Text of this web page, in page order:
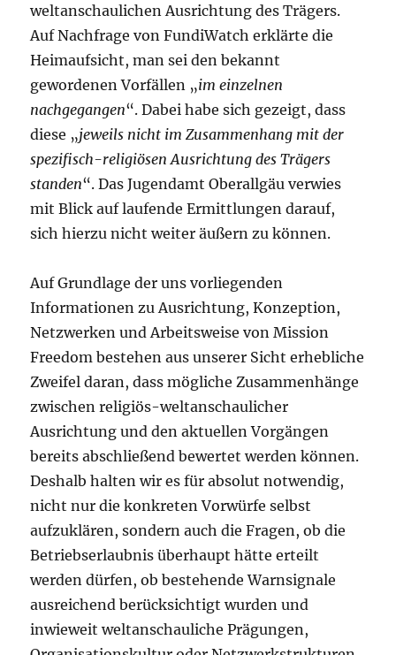
weltanschaulichen Ausrichtung des Trägers.
Auf Nachfrage von FundiWatch erklärte die
Heimaufsicht, man sei den bekannt
gewordenen Vorfällen „im einzelnen
nachgegangen“. Dabei habe sich gezeigt, dass
diese „jeweils nicht im Zusammenhang mit der
spezifisch-religiösen Ausrichtung des Trägers
standen“. Das Jugendamt Oberallgäu verwies
mit Blick auf laufende Ermittlungen darauf,
sich hierzu nicht weiter äußern zu können.
Auf Grundlage der uns vorliegenden
Informationen zu Ausrichtung, Konzeption,
Netzwerken und Arbeitsweise von Mission
Freedom bestehen aus unserer Sicht erhebliche
Zweifel daran, dass mögliche Zusammenhänge
zwischen religiös-weltanschaulicher
Ausrichtung und den aktuellen Vorgängen
bereits abschließend bewertet werden können.
Deshalb halten wir es für absolut notwendig,
nicht nur die konkreten Vorwürfe selbst
aufzuklären, sondern auch die Fragen, ob die
Betriebserlaubnis überhaupt hätte erteilt
werden dürfen, ob bestehende Warnsignale
ausreichend berücksichtigt wurden und
inwieweit weltanschauliche Prägungen,